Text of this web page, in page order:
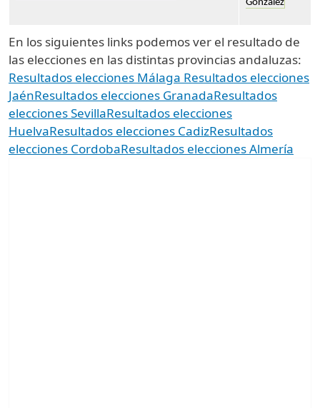
Gonzalez
En los siguientes links podemos ver el resultado de
las elecciones en las distintas provincias andaluzas:
Resultados elecciones Málaga Resultados elecciones
JaénResultados elecciones GranadaResultados
elecciones SevillaResultados elecciones
HuelvaResultados elecciones CadizResultados
elecciones CordobaResultados elecciones Almería